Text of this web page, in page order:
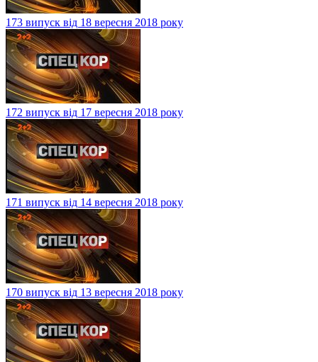
173 випуск від 18 вересня 2018 року
172 випуск від 17 вересня 2018 року
171 випуск від 14 вересня 2018 року
170 випуск від 13 вересня 2018 року